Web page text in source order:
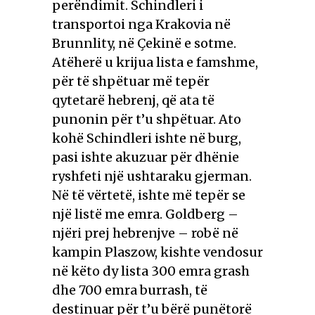
perëndimit. Schindleri i
transportoi nga Krakovia në
Brunnlity, në Çekinë e sotme.
Atëherë u krijua lista e famshme,
për të shpëtuar më tepër
qytetarë hebrenj, që ata të
punonin për t’u shpëtuar. Ato
kohë Schindleri ishte në burg,
pasi ishte akuzuar për dhënie
ryshfeti një ushtaraku gjerman.
Në të vërtetë, ishte më tepër se
një listë me emra. Goldberg –
njëri prej hebrenjve – robë në
kampin Plaszow, kishte vendosur
në këto dy lista 300 emra grash
dhe 700 emra burrash, të
destinuar për t’u bërë punëtorë